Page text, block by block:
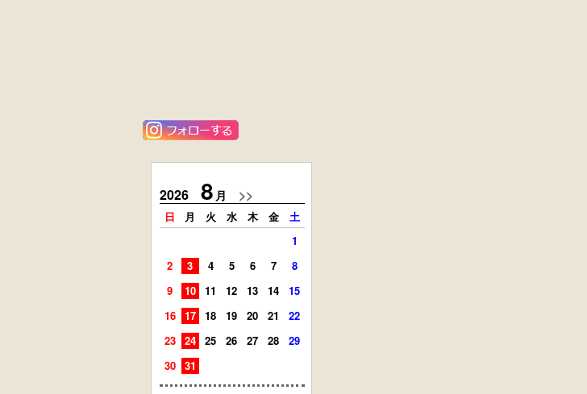
2026 8 月 >>
日 月 火 水 木 金
土
1
2
3 4 5 6 7
8
9
10 11 12 13 14
15
16
17 18 19 20 21
22
23
24 25 26 27 28
29
30
31